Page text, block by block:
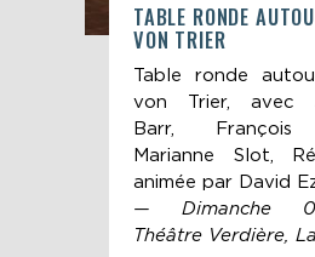
TABLE RONDE
VON TRIER
Table ronde
von Trier, avec
Barr, François
Marianne Slot,
animée par David
— Dimanche
Théâtre Verdière,